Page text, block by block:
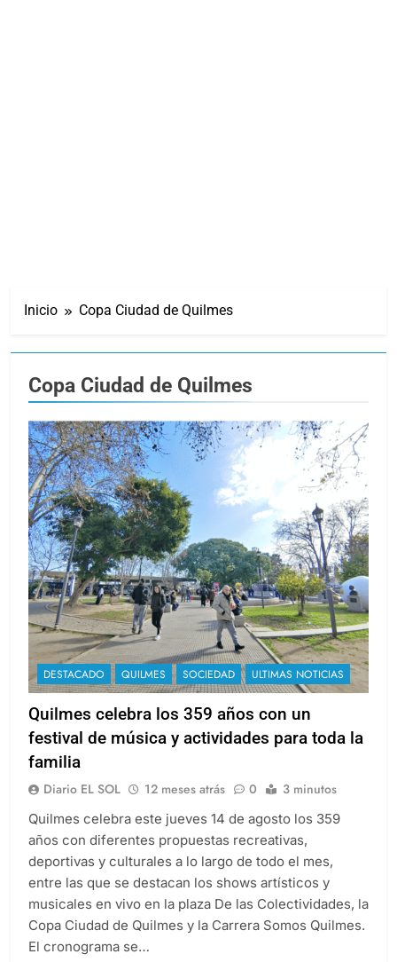
Inicio Copa Ciudad de Quilmes
Copa Ciudad de Quilmes
DESTACADO QUILMES SOCIEDAD ULTIMAS NOTICIAS
Quilmes celebra los 359 años con un
festival de música y actividades para toda la
familia
Diario EL SOL 12 meses atrás 0 3 minutos
Quilmes celebra este jueves 14 de agosto los 359
años con diferentes propuestas recreativas,
deportivas y culturales a lo largo de todo el mes,
entre las que se destacan los shows artísticos y
musicales en vivo en la plaza De las Colectividades, la
Copa Ciudad de Quilmes y la Carrera Somos Quilmes.
El cronograma se…